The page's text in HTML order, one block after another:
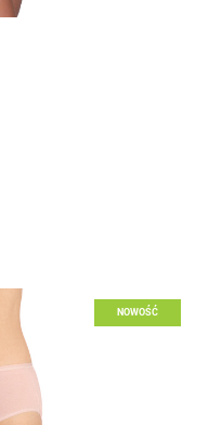
NOWOŚĆ